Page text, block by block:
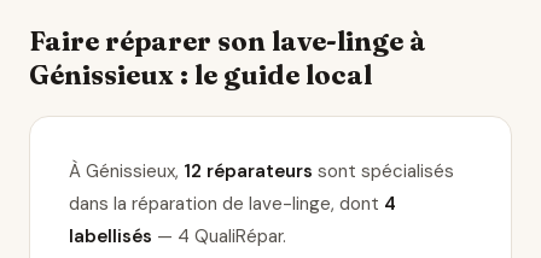
Faire réparer son lave-linge à
Génissieux : le guide local
À Génissieux, 12 réparateurs sont spécialisés
dans la réparation de lave-linge, dont 4
labellisés — 4 QualiRépar.